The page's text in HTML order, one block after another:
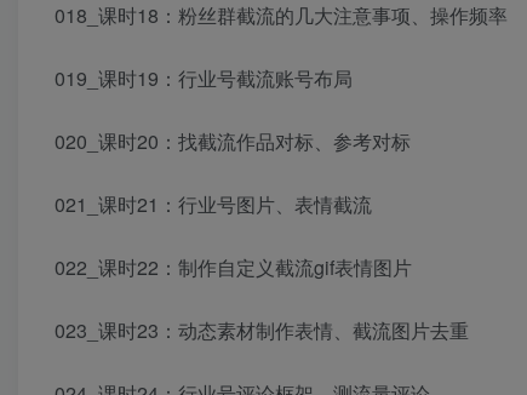
018_课时18：粉丝群截流的几大注意事项、操作频率
019_课时19：行业号截流账号布局
020_课时20：找截流作品对标、参考对标
021_课时21：行业号图片、表情截流
022_课时22：制作自定义截流gif表情图片
023_课时23：动态素材制作表情、截流图片去重